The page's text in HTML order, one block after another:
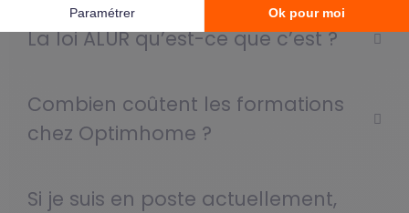
La loi ALUR qu’est-ce que c’est ?
Combien coûtent les formations
chez Optimhome ?
Si je suis en poste actuellement,